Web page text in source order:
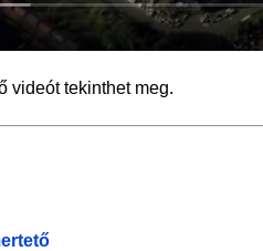
videót tekinthet meg.